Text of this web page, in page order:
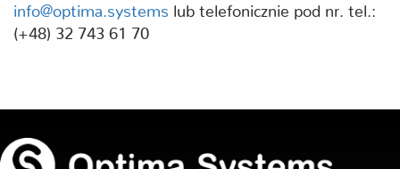
info@optima.systems lub telefonicznie pod nr. tel.:
(+48) 32 743 61 70